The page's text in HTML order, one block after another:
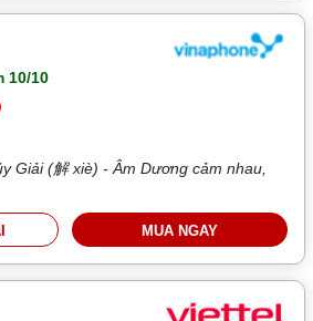
10/10
Giải (解 xiè) - Âm Dương cảm nhau,
MUA NGAY